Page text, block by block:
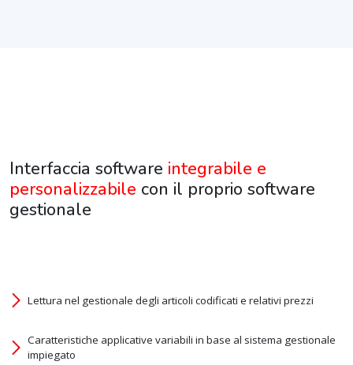
Interfaccia software integrabile e
personalizzabile con il proprio software
gestionale
Lettura nel gestionale degli articoli codificati e relativi prezzi
Caratteristiche applicative variabili in base al sistema gestionale
impiegato